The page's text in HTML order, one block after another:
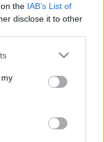
the IAB’s List of
disclose it to other
or more Google
You may click to
third-party tags to
in below Google
Szerveink
négy pohár víz,
Ha több